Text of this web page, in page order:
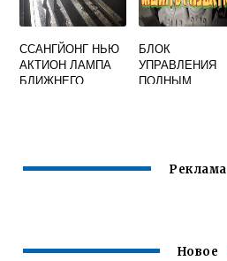
ССАНГЙОНГ НЬЮ
АКТИОН ЛАМПА
БЛИЖНЕГО
БЛОК
УПРАВЛЕНИЯ
ПОЛНЫМ
Реклама
Новое